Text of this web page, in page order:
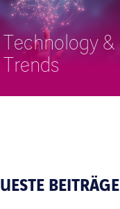
Technology &
Trends
BEITRÄGE